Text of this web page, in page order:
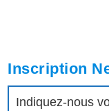
Inscription
Indiquez-nous